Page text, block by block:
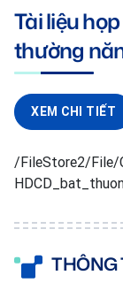
Tài liệu
thường
XEM CHI TIẾT
/FileStore2/File/
THÔNG